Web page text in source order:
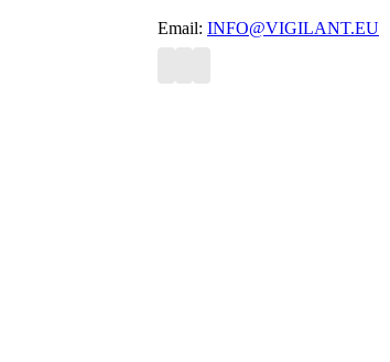
Email: INFO@VIGILANT.EU